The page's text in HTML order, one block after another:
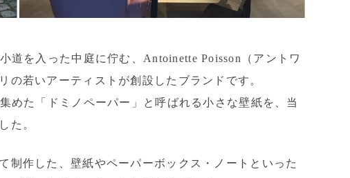
道を入った中庭に佇む、Antoinette Poisson（アントワ
の若いアーティストが創設したブランドです。
めた「ドミノペーパー」と呼ばれる小さな壁紙を、当
た。
制作した、壁紙やペーパーボックス・ノートといった